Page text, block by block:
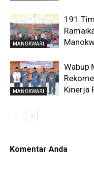
MANOKWARI
191
MANOKWARI
Wabup
Kinerja
Komentar Anda